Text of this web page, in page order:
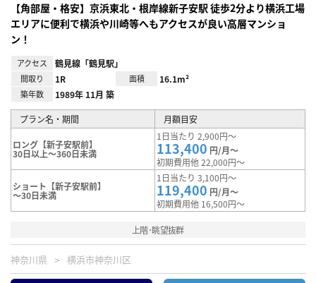
【角部屋・格安】京浜東北・根岸線新子安駅 徒歩2分より横浜工場
エリアに便利で横浜や川崎等へもアクセスが良い高層マンショ
ン！
アクセス 鶴見線「鶴見駅」
間取り 1R 面積 16.1m²
築年数 1989年 11月 築
プラン名・期間 月額目安
ロング【新子安駅前】
30日以上～360日未満
1日当たり 2,900円～
113,400 円/月～
初期費用他 22,000円～
ショート【新子安駅前】
～30日未満
1日当たり 3,100円～
119,400 円/月～
初期費用他 16,500円～
上階･眺望抜群
神奈川県 横浜市神奈川区